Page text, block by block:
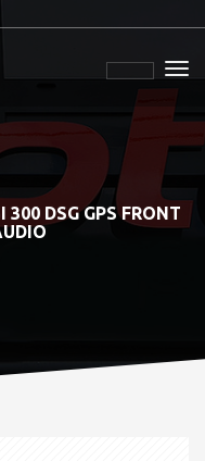
300 DSG GPS FRONT